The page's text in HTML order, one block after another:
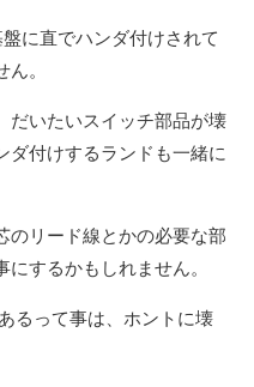
に直でハンダ付けされて
。
だいたいスイッチ部品が壊
ダ付けするランドも一緒に
のリード線とかの必要な部
するかもしれません。
るって事は、ホントに壊